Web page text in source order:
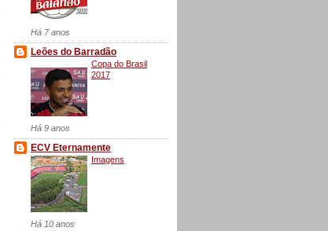
Há 7 anos
Leões do Barradão
Copa do Brasil
2017
Há 9 anos
ECV Eternamente
Imagens
Há 10 anos